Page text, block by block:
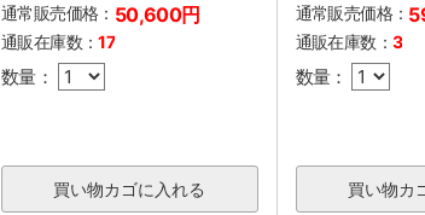
通常販売価格： 50,600円
通販在庫数：17
数量：
通常販売価格：
通販在庫数： 3
数量：